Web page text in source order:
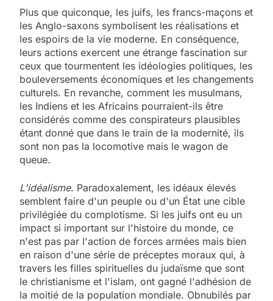
Plus que quiconque, les juifs, les francs-maçons et
les Anglo-saxons symbolisent les réalisations et
les espoirs de la vie moderne. En conséquence,
leurs actions exercent une étrange fascination sur
ceux que tourmentent les idéologies politiques, les
bouleversements économiques et les changements
culturels. En revanche, comment les musulmans,
les Indiens et les Africains pourraient-ils être
considérés comme des conspirateurs plausibles
étant donné que dans le train de la modernité, ils
sont non pas la locomotive mais le wagon de
queue.
L'idéalisme. Paradoxalement, les idéaux élevés
semblent faire d'un peuple ou d'un État une cible
privilégiée du complotisme. Si les juifs ont eu un
impact si important sur l'histoire du monde, ce
n'est pas par l'action de forces armées mais bien
en raison d'une série de préceptes moraux qui, à
travers les filles spirituelles du judaïsme que sont
le christianisme et l'islam, ont gagné l'adhésion de
la moitié de la population mondiale. Obnubilés par